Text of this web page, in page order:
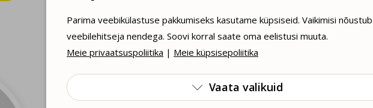
Parima veebikülastuse pakkumiseks kasutame küpsiseid. Vaikimisi
veebilehitseja nendega. Soovi korral saate oma eelistusi muuta.
Meie privaatsuspoliitika | Meie küpsisepoliitika
 Vaata valikuid